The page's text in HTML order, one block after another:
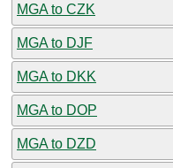
MGA to CZK
MGA to DJF
MGA to DKK
MGA to DOP
MGA to DZD